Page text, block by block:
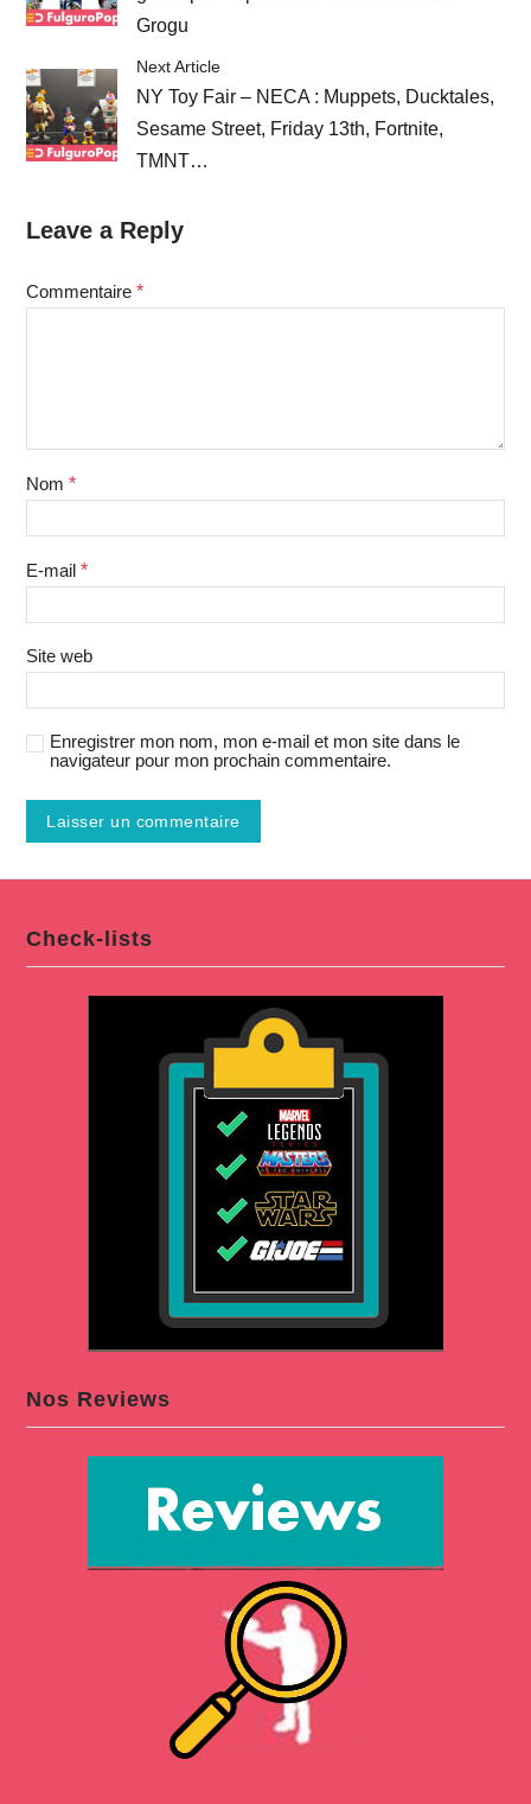
Grogu
Next Article
NY Toy Fair – NECA : Muppets, Ducktales,
Sesame Street, Friday 13th, Fortnite,
TMNT…
Leave a Reply
Commentaire *
Nom *
E-mail *
Site web
Enregistrer mon nom, mon e-mail et mon site dans le
navigateur pour mon prochain commentaire.
Check-lists
Nos Reviews